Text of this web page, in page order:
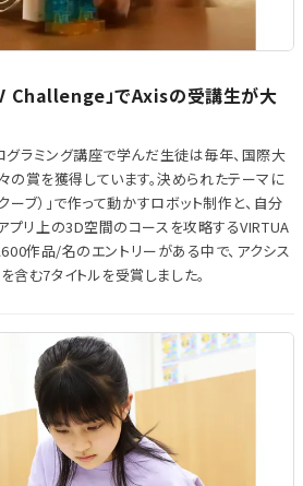
Challenge」でAxisの受講生が大
ラミング講座で学んだ生徒は毎年、国際大
の賞を獲得しています。決められたテーマに
ーブ）」で作って動かすロボット制作と、自分
プリ上の3D空間のコースを攻略するVIRTUA
作品/名のエントリーがある中で、アクシス
む7タイトルを受賞しました。